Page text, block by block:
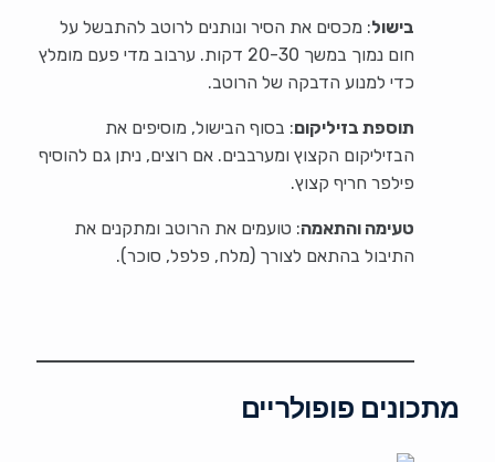
בישול: מכסים את הסיר ונותנים לרוטב להתבשל על
חום נמוך במשך 20-30 דקות. ערבוב מדי פעם מומלץ
כדי למנוע הדבקה של הרוטב.
תוספת בזיליקום: בסוף הבישול, מוסיפים את
הבזיליקום הקצוץ ומערבבים. אם רוצים, ניתן גם להוסיף
פילפר חריף קצוץ.
טעימה והתאמה: טועמים את הרוטב ומתקנים את
התיבול בהתאם לצורך (מלח, פלפל, סוכר).
מתכונים פופולריים